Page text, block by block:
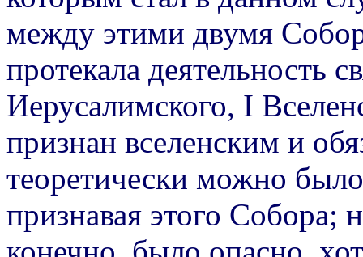
между этими двумя
протекала деятельность
Иерусалимского, I
признан вселенским и
теоретически можно
признавая этого Собора;